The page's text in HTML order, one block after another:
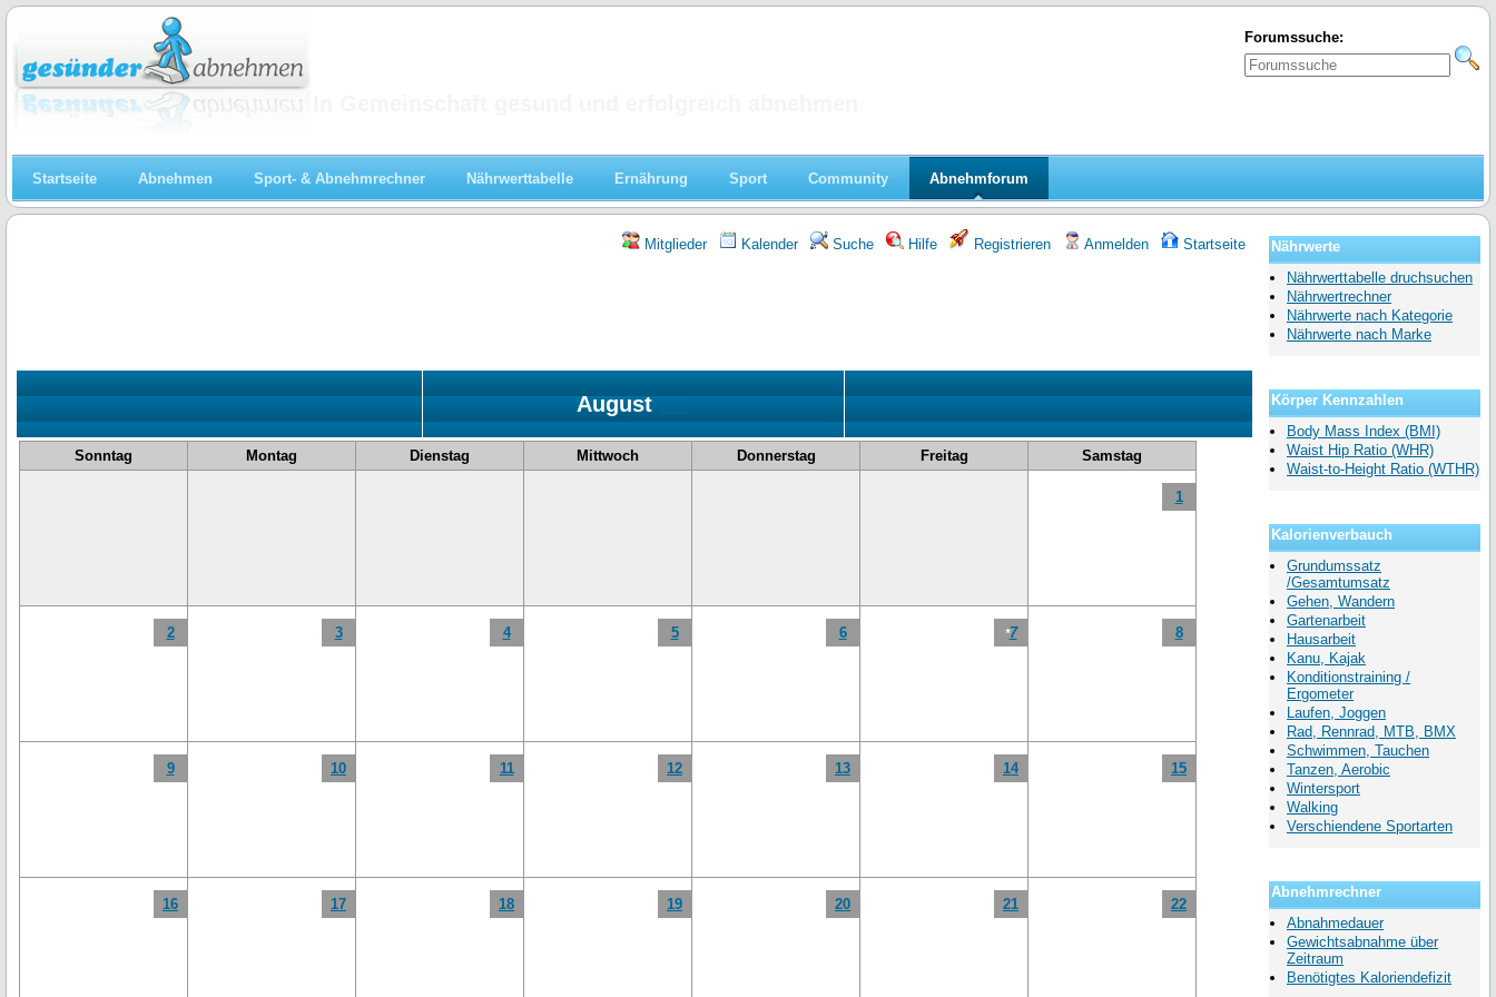
Forumssuche:
Startseite Abnehmen Sport- & Abnehmrechner Nährwerttabelle Ernährung Sport Community Abnehmforum
Mitglieder Kalender Suche Hilfe Registrieren Anmelden Startseite
August
Sonntag Montag Dienstag Mittwoch Donnerstag Freitag Samstag
1
2 3 4 5 6 *7 8
9 10 11 12 13 14 15
16 17 18 19 20 21 22
Nährwerte
Nährwerttabelle druchsuchen
Nährwertrechner
Nährwerte nach Kategorie
Nährwerte nach Marke
Körper Kennzahlen
Body Mass Index (BMI)
Waist Hip Ratio (WHR)
Waist-to-Height Ratio (WTHR)
Kalorienverbauch
Grundumssatz
/Gesamtumsatz
Gehen, Wandern
Gartenarbeit
Hausarbeit
Kanu, Kajak
Konditionstraining /
Ergometer
Laufen, Joggen
Rad, Rennrad, MTB, BMX
Schwimmen, Tauchen
Tanzen, Aerobic
Wintersport
Walking
Verschiendene Sportarten
Abnehmrechner
Abnahmedauer
Gewichtsabnahme über
Zeitraum
Benötigtes Kaloriendefizit